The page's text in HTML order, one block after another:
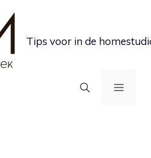
Tips voor in de
MENU